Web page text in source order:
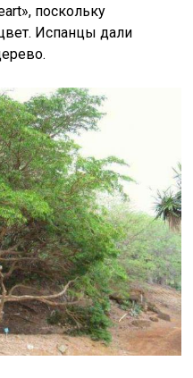
поскольку
Испанцы дали